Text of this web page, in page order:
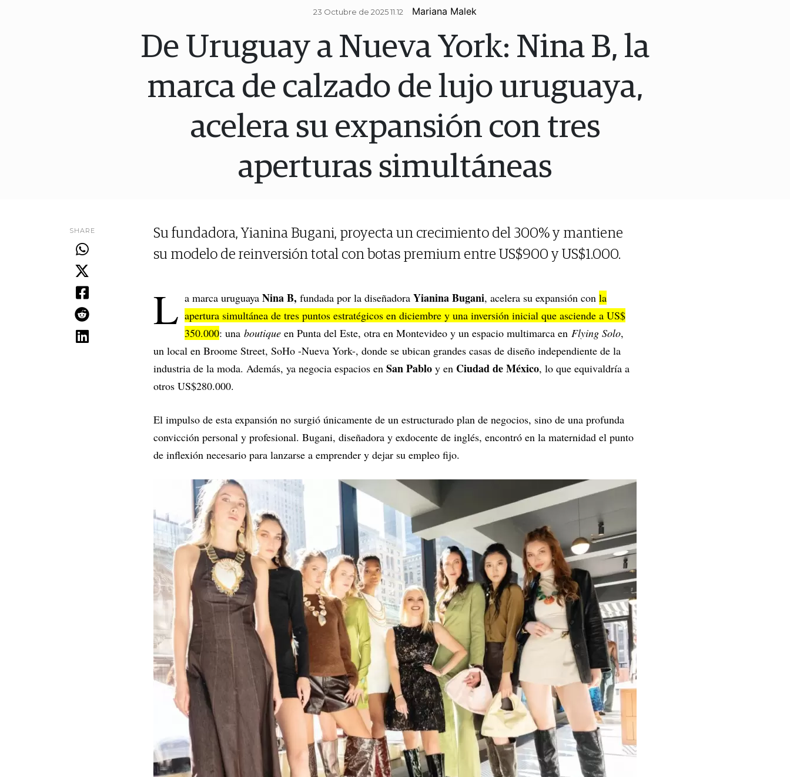
23 Octubre de 2025 11.12 Mariana Malek
De Uruguay a Nueva York: Nina B, la
marca de calzado de lujo uruguaya,
acelera su expansión con tres
aperturas simultáneas
SHARE
Su fundadora, Yianina Bugani, proyecta un crecimiento del 300% y mantiene
su modelo de reinversión total con botas premium entre US$900 y US$1.000.
L a marca uruguaya Nina B, fundada por la diseñadora Yianina Bugani, acelera su expansión con la
apertura simultánea de tres puntos estratégicos en diciembre y una inversión inicial que asciende a US$
350.000: una boutique en Punta del Este, otra en Montevideo y un espacio multimarca en Flying Solo,
un local en Broome Street, SoHo -Nueva York-, donde se ubican grandes casas de diseño independiente de la
industria de la moda. Además, ya negocia espacios en San Pablo y en Ciudad de México, lo que equivaldría a
otros US$280.000.
El impulso de esta expansión no surgió únicamente de un estructurado plan de negocios, sino de una profunda
convicción personal y profesional. Bugani, diseñadora y exdocente de inglés, encontró en la maternidad el punto
de inflexión necesario para lanzarse a emprender y dejar su empleo fijo.